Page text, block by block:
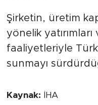
Şirketin, üretim
yönelik
faaliyetleriyle
sunmayı
Kaynak: İHA